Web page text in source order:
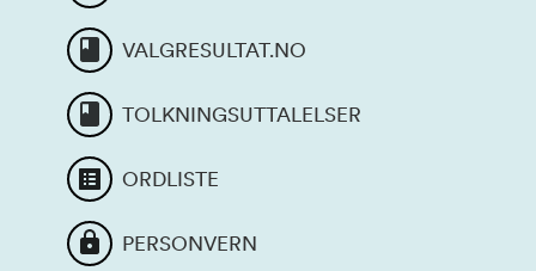
VALGRESULTAT.NO
TOLKNINGSUTTALELSER
ORDLISTE
PERSONVERN